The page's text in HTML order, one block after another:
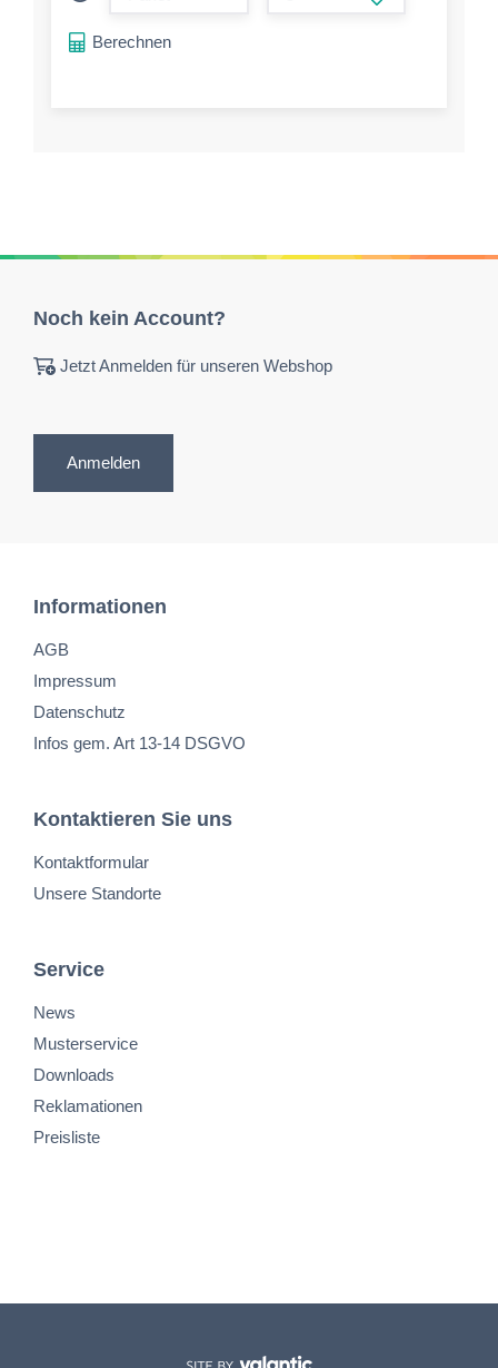
form.increase-
Berechnen
Noch kein Account?
Jetzt Anmelden für unseren Webshop
Anmelden
Informationen
AGB
Impressum
Datenschutz
Infos gem. Art 13-14 DSGVO
Kontaktieren Sie uns
Kontaktformular
Unsere Standorte
Service
News
Musterservice
Downloads
Reklamationen
Preisliste